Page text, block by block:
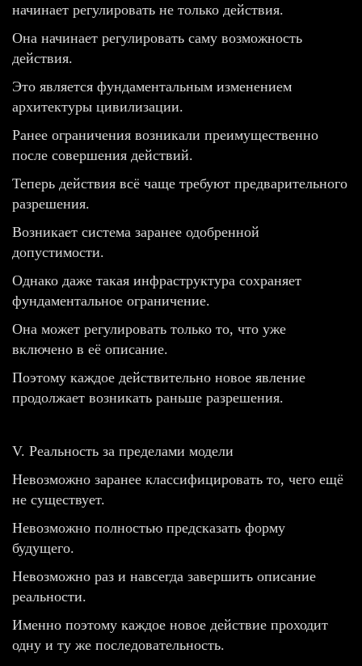
начинает регулировать не только действия.
Она начинает регулировать саму возможность
действия.
Это является фундаментальным изменением
архитектуры цивилизации.
Ранее ограничения возникали преимущественно
после совершения действий.
Теперь действия всё чаще требуют предварительного
разрешения.
Возникает система заранее одобренной
допустимости.
Однако даже такая инфраструктура сохраняет
фундаментальное ограничение.
Она может регулировать только то, что уже
включено в её описание.
Поэтому каждое действительно новое явление
продолжает возникать раньше разрешения.
V. Реальность за пределами модели
Невозможно заранее классифицировать то, чего ещё
не существует.
Невозможно полностью предсказать форму
будущего.
Невозможно раз и навсегда завершить описание
реальности.
Именно поэтому каждое новое действие проходит
одну и ту же последовательность.